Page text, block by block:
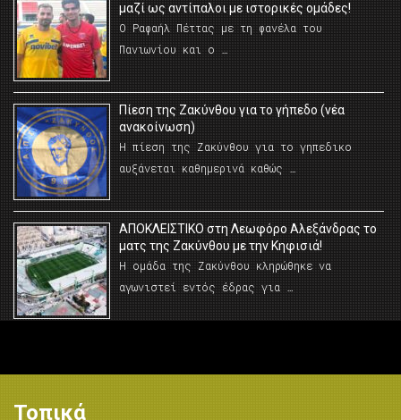
μαζί ως αντίπαλοι με ιστορικές ομάδες!
Ο Ραφαήλ Πέττας με τη φανέλα του
Πανιωνίου και ο …
Πίεση της Ζακύνθου για το γήπεδο (νέα
ανακοίνωση)
Η πίεση της Ζακύνθου για το γηπεδικο
αυξάνεται καθημερινά καθώς …
AΠΟΚΛΕΙΣΤΙΚΟ στη Λεωφόρο Αλεξάνδρας το
ματς της Ζακύνθου με την Κηφισιά!
Η ομάδα της Ζακύνθου κληρώθηκε να
αγωνιστεί εντός έδρας για …
Τοπικά